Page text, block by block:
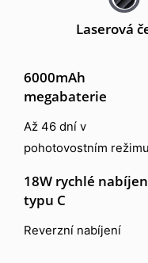
6000mAh
megabaterie
Až 46 dní v
pohotovostním režimu
18W rychlé
typu C
Reverzní nabíjení
Laserová